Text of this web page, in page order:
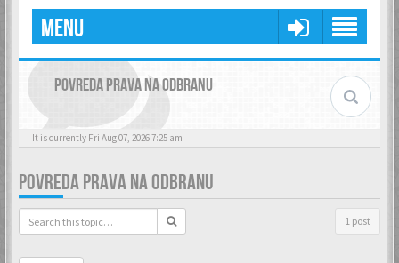
MENU
POVREDA PRAVA NA ODBRANU
It is currently Fri Aug 07, 2026 7:25 am
POVREDA PRAVA NA ODBRANU
1 post